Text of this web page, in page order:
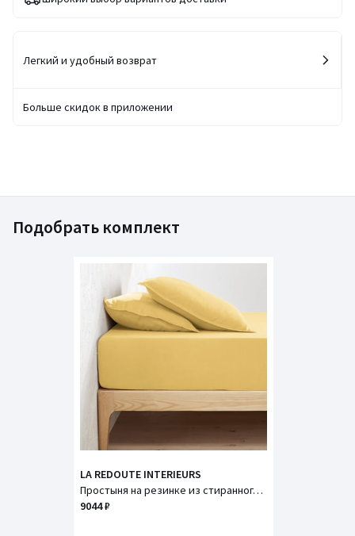
Легкий и удобный возврат
Больше скидок в приложении
Подобрать комплект
LA REDOUTE INTERIEURS
Простыня на резинке из стиранного льна, бортик 30 см, Linot / Линот.
9044 ₽